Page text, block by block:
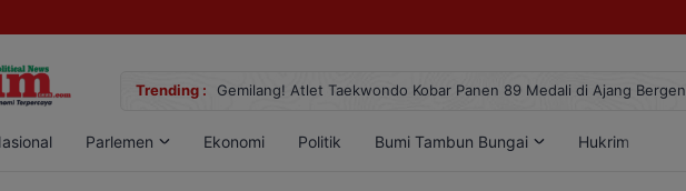
Trending : Gemilang! Atlet Taekwondo Kobar Panen 89 Medali di Ajang
Parlemen Ekonomi Politik Bumi Tambun Bungai Hukrim